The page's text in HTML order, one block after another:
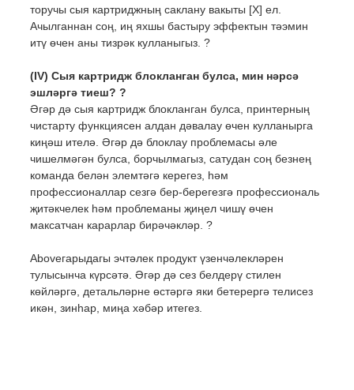
торучы сыя картриджның саклану вакыты [X] ел.
Ачылганнан соң, иң яхшы бастыру эффектын тәэмин
итү өчен аны тизрәк кулланыгыз. ?
(IV) Сыя картридж блокланган булса, мин нәрсә
эшләргә тиеш? ?
Әгәр дә сыя картридж блокланган булса, принтерның
чистарту функциясен алдан дәвалау өчен кулланырга
киңәш ителә. Әгәр дә блоклау проблемасы әле
чишелмәгән булса, борчылмагыз, сатудан соң безнең
команда белән элемтәгә керегез, һәм
профессионаллар сезгә бер-берегезгә профессиональ
җитәкчелек һәм проблеманы җиңел чишү өчен
максатчан карарлар бирәчәкләр. ?
Aboveгарыдагы эчтәлек продукт үзенчәлекләрен
тулысынча күрсәтә. Әгәр дә сез белдерү стилен
көйләргә, детальләрне өстәргә яки бетерергә телисез
икән, зинһар, миңа хәбәр итегез.